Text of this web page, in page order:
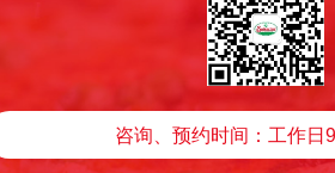
咨询、预约时间：工作日